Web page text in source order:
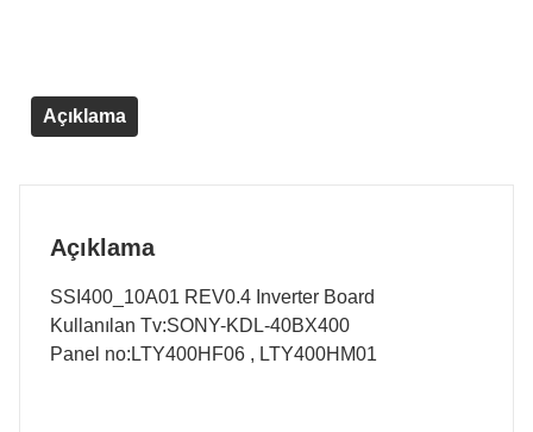
Açıklama
Açıklama
SSI400_10A01 REV0.4 Inverter Board
Kullanılan Tv:SONY-KDL-40BX400
Panel no:LTY400HF06 , LTY400HM01